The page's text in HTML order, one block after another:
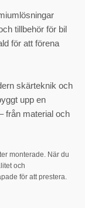
tillbehör för bil
för att förena
skärteknik och
upp en
från material och
monterade. När du
och
för att prestera.